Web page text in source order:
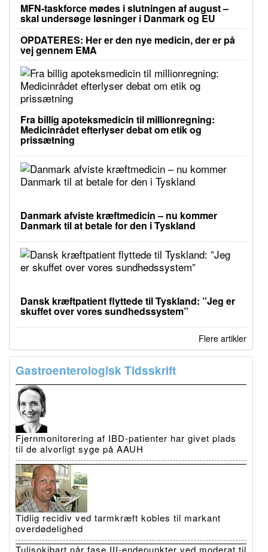
MFN-taskforce mødes i slutningen af august –
skal undersøge løsninger i Danmark og EU
OPDATERES: Her er den nye medicin, der er på
vej gennem EMA
Fra billig apoteksmedicin til millionregning:
Medicinrådet efterlyser debat om etik og
prissætning
Danmark afviste kræftmedicin – nu kommer
Danmark til at betale for den i Tyskland
Dansk kræftpatient flyttede til Tyskland: ”Jeg er
skuffet over vores sundhedssystem”
Flere artikler
Gastroenterologisk Tidsskrift
Fjernmonitorering af IBD-patienter har givet plads
til de alvorligt syge på AAUH
Tidlig recidiv ved tarmkræft kobles til markant
overdødelighed
Tulisokibart når fase III-endepunkter ved moderat til